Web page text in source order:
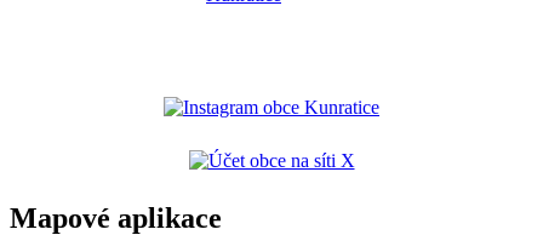
Mapové aplikace